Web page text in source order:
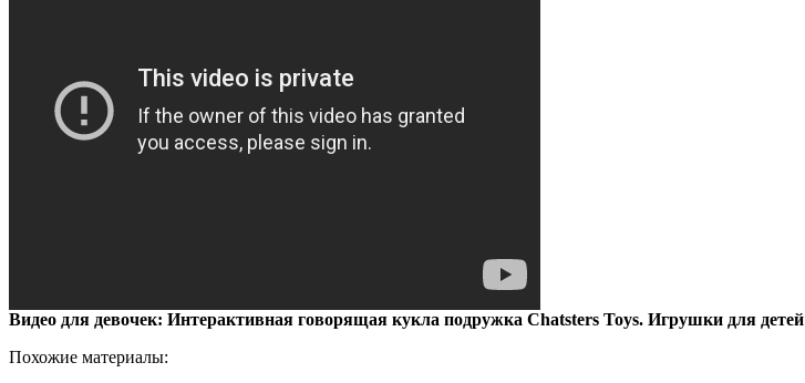
Видео для девочек: Интерактивная говорящая кукла подружка Chatsters Toys. Игрушки для детей
Похожие материалы: